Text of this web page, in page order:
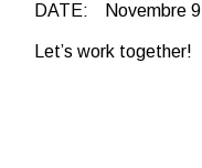
DATE:
Novembre
Let’s work together!